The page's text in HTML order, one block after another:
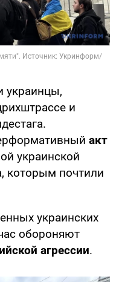
украинцы,
и
акт
украинской
которым почтили
украинских
обороняют
агрессии.